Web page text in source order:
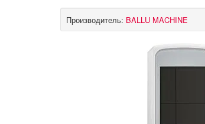
Производитель: BALLU MACHINE